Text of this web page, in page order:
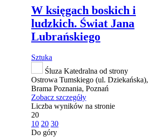
W księgach boskich i
ludzkich. Świat Jana
Lubrańskiego
Sztuka
Śluza Katedralna od strony
Ostrowa Tumskiego (ul. Dziekańska),
Brama Poznania, Poznań
Zobacz szczegóły
Liczba wyników na stronie
20
10 20 30
Do góry